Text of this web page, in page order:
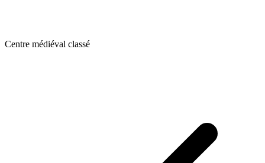
Centre médiéval classé